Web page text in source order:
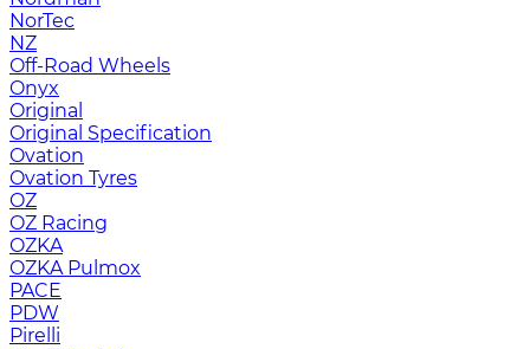
NorTec
NZ
Off-Road Wheels
Onyx
Original
Original Specification
Ovation
Ovation Tyres
OZ
OZ Racing
OZKA
OZKA Pulmox
PACE
PDW
Pirelli